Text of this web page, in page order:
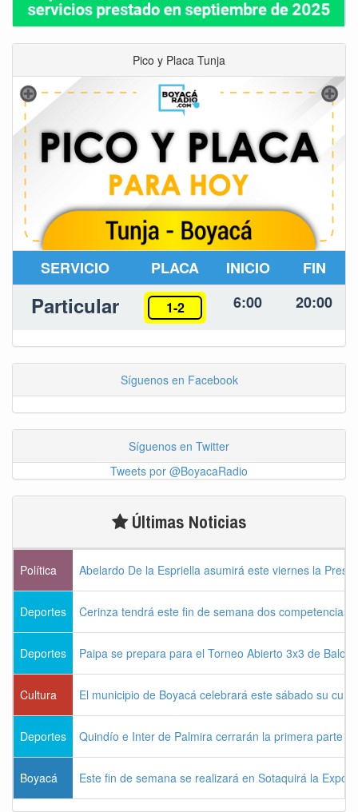
Pico y Placa Tunja
SERVICIO PLACA INICIO FIN
Particular 1-2 6:00 20:00
Síguenos en Facebook
Síguenos en Twitter
Tweets por @BoyacaRadio
Últimas Noticias
Política Abelardo De la Espriella asumirá este viernes la
Deportes Cerinza tendrá este fin de semana dos competencias
Deportes Paipa se prepara para el Torneo Abierto 3x3 de
Cultura El municipio de Boyacá celebrará este sábado su
Deportes Quindío e Inter de Palmira cerrarán la primera parte
Boyacá Este fin de semana se realizará en Sotaquirá la